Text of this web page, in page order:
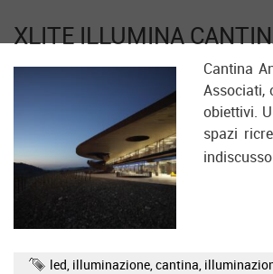
XLITE ILLUMINA
Cantina
Associati,
obiettivi.
spazi
led, illuminazione,cantina,